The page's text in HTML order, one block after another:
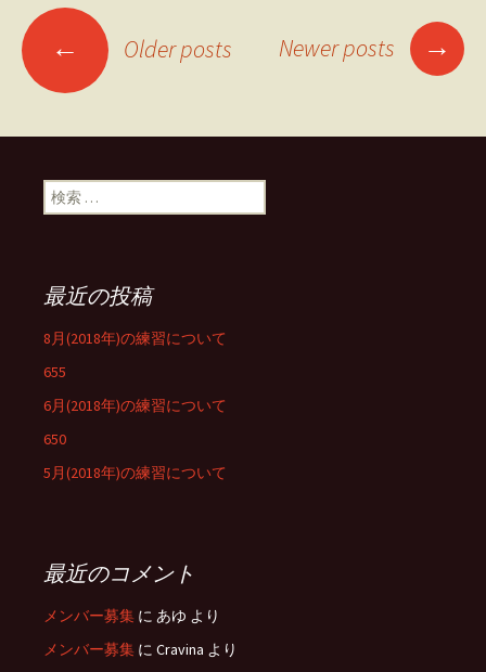
Posts
navigation
← Older posts Newer posts →
検
索
最近の投稿
8月(2018年)の練習について
655
6月(2018年)の練習について
650
5月(2018年)の練習について
最近のコメント
メンバー募集 に あゆ より
メンバー募集 に Cravina より